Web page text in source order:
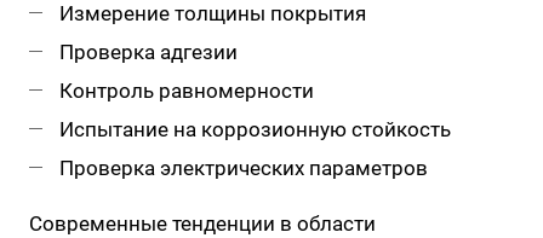
Измерение толщины покрытия
Проверка адгезии
Контроль равномерности
Испытание на коррозионную стойкость
Проверка электрических параметров
Современные тенденции в области